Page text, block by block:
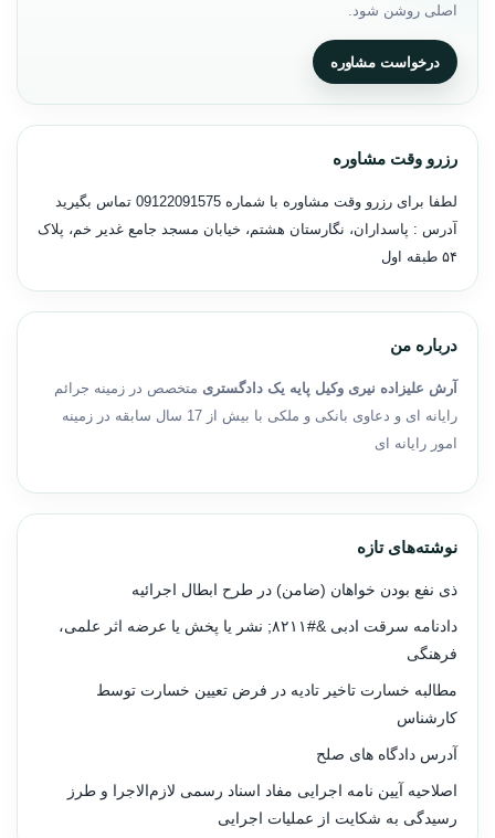
اصلی روشن شود.
درخواست مشاوره
رزرو وقت مشاوره
لطفا برای رزرو وقت مشاوره با شماره 09122091575 تماس بگیرید
آدرس : پاسداران، نگارستان هشتم، خیابان مسجد جامع غدیر خم، پلاک
۵۴ طبقه اول
درباره من
آرش علیزاده نیری وکیل پایه یک دادگستری متخصص در زمینه جرائم
رایانه ای و دعاوی بانکی و ملکی با بیش از 17 سال سابقه در زمینه
امور رایانه ای
نوشته‌های تازه
ذی نفع بودن خواهان (ضامن) در طرح ابطال اجرائیه
دادنامه سرقت ادبی &#۸۲۱۱; نشر یا پخش یا عرضه اثر علمی،
فرهنگی
مطالبه خسارت تاخیر تادیه در فرض تعیین خسارت توسط
کارشناس
آدرس دادگاه های صلح
اصلاحیه آیین نامه اجرایی مفاد اسناد رسمی لازم‌الاجرا و طرز
رسیدگی به شکایت از عملیات اجرایی